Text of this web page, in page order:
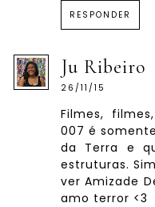
RESPONDER
Ju Ribeiro
26/11/15
Filmes,
007 é
da Terra e
estruturas.
ver Amizade
amo terror <3